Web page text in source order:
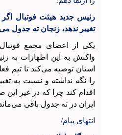
رئیس جدید هیئت فوتبال
تغییر ندهد، زنجان ته جدول
یکی از اعضای مجمع
واکنش به این اظهارات به
استان توصیه می‌کند تا تیم
را نگه نداشته و نسبت به
اقدام کند چرا که در غیر
ایران در ته جدول باقی
انتهای پیام/